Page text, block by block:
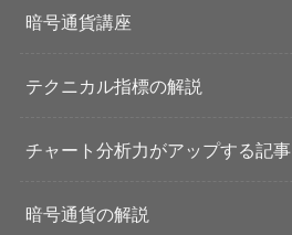
暗号通貨講座
テクニカル指標の解説
チャート分析力がアップする記事
暗号通貨の解説